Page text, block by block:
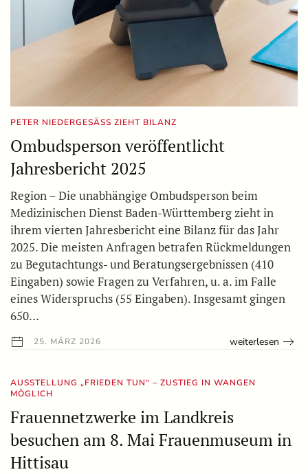
PETER NIEDERGESÄSS ZIEHT BILANZ
Ombudsperson veröffentlicht
Jahresbericht 2025
Region – Die unabhängige Ombudsperson beim
Medizinischen Dienst Baden-Württemberg zieht in
ihrem vierten Jahresbericht eine Bilanz für das Jahr
2025. Die meisten Anfragen betrafen Rückmeldungen
zu Begutachtungs- und Beratungsergebnissen (410
Eingaben) sowie Fragen zu Verfahren, u. a. im Falle
eines Widerspruchs (55 Eingaben). Insgesamt gingen
650…
25. MÄRZ 2026 weiterlesen
AUSSTELLUNG „FRIEDEN TUN“ – ZUSTIEG IN WANGEN
MÖGLICH
Frauennetzwerke im Landkreis
besuchen am 8. Mai Frauenmuseum in
Hittisau